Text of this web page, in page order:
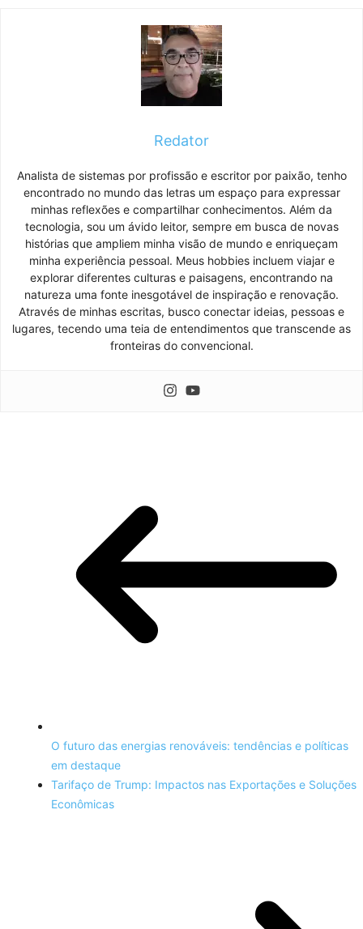
Redator
Analista de sistemas por profissão e escritor por paixão, tenho
encontrado no mundo das letras um espaço para expressar
minhas reflexões e compartilhar conhecimentos. Além da
tecnologia, sou um ávido leitor, sempre em busca de novas
histórias que ampliem minha visão de mundo e enriqueçam
minha experiência pessoal. Meus hobbies incluem viajar e
explorar diferentes culturas e paisagens, encontrando na
natureza uma fonte inesgotável de inspiração e renovação.
Através de minhas escritas, busco conectar ideias, pessoas e
lugares, tecendo uma teia de entendimentos que transcende as
fronteiras do convencional.
O futuro das energias renováveis: tendências e políticas
em destaque
Tarifaço de Trump: Impactos nas Exportações e Soluções
Econômicas